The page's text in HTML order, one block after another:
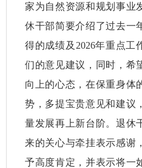
家为自然资源和规划事业
休干部简要介绍了过去一
得的成绩及2026年重点工
们的意见建议，同时，希
向上的心态，在保重身体
势，多提宝贵意见和建议
量发展再上新台阶。退休
来的关心与牵挂表示感谢
予高度肯定，并表示将一